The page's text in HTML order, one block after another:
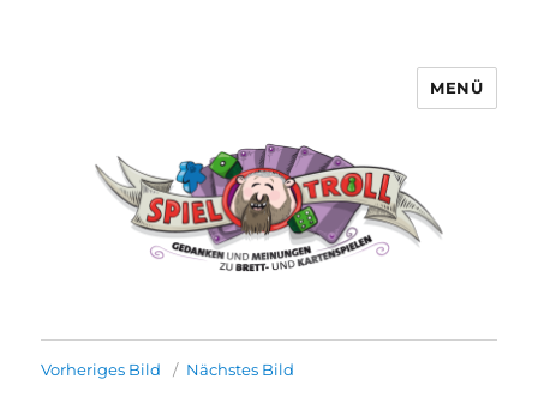
MENÜ
Vorheriges Bild Nächstes Bild